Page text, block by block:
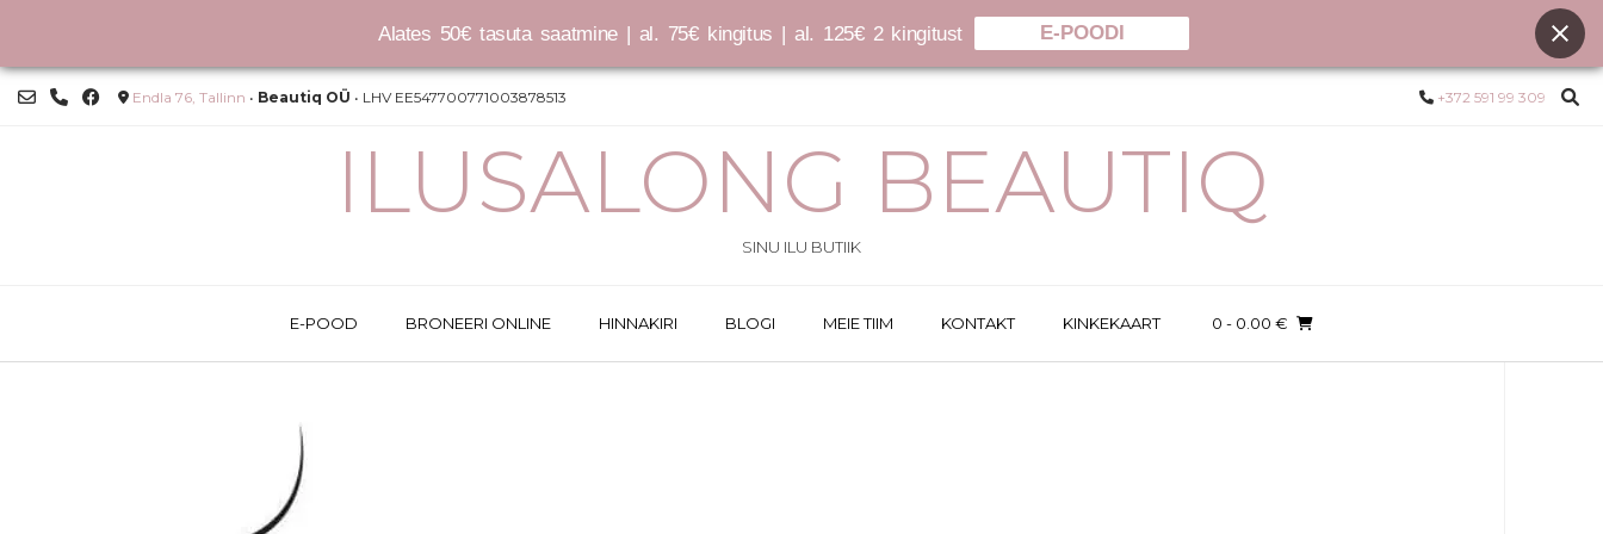
Skip
Endla 76, Tallinn • Beautiq OÜ • LHV EE547700771003878513 +372 591 99 309
ILUSALONG BEAUTIQ
SINU ILU BUTIIK
E-POOD BRONEERI ONLINE HINNAKIRI BLOGI MEIE TIIM KONTAKT KINKEKAART 0 - 0.00 €
Alates 50€ tasuta saatmine | al. 75€ kingitus | al. 125€ 2 kingitust E-POODI